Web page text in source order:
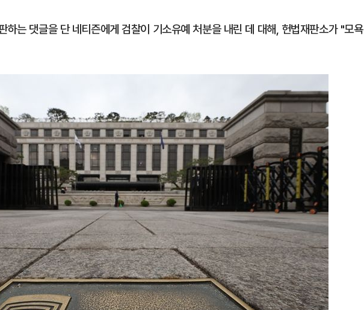
하는 댓글을 단 네티즌에게 검찰이 기소유예 처분을 내린 데 대해, 헌법재판소가 "모욕